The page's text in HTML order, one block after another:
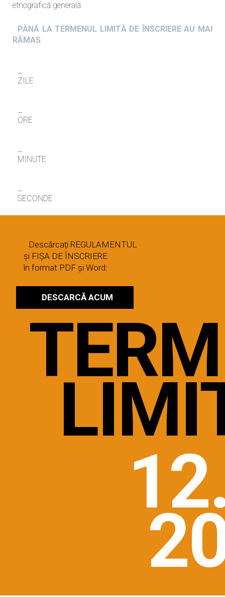
etnografică generală
PÂNĂ LA TERMENUL LIMITĂ DE ÎNSCRIERE AU MAI
RĂMAS:
–
ZILE
–
ORE
–
MINUTE
–
SECONDE
Descărcați REGULAMENTUL
și FIȘA DE ÎNSCRIERE
în format PDF și Word:
DESCARCĂ ACUM